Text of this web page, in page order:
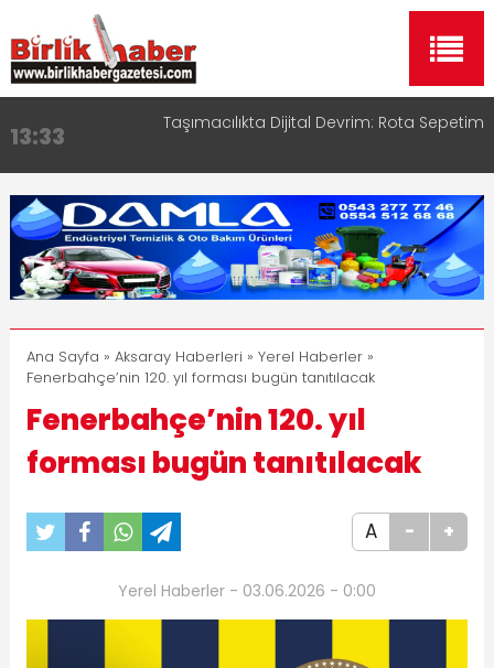
13:33 Taşımacılıkta Dijital Devrim: Rota Sepetim
17:15
Aksaray OSB Bölge Müdürü Makam Koltuğunu
Çocuklara Bıraktı
16:00
Aksaray Esnaf Rehberi ile Google ve Yapay Zeka
Aramalarında Öne Çıkın
8:23 Aksaray Esnaf Rehberi Hizmete Girdi
11:30
Birlikhaber.com Yayın Hayatına Başladı | Hızlı ve
Akıllı Haber Platformu
Ana Sayfa » Aksaray Haberleri » Yerel Haberler»
Fenerbahçe’nin 120. yıl forması bugün tanıtılacak
Fenerbahçe’nin 120. yıl
forması bugün tanıtılacak
A - +
Yerel Haberler - 03.06.2026 - 0:00